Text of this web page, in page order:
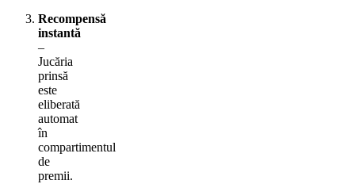
Recompensă
instantă
–
Jucăria
prinsă
este
eliberată
automat
în
compartimentul
de
premii.